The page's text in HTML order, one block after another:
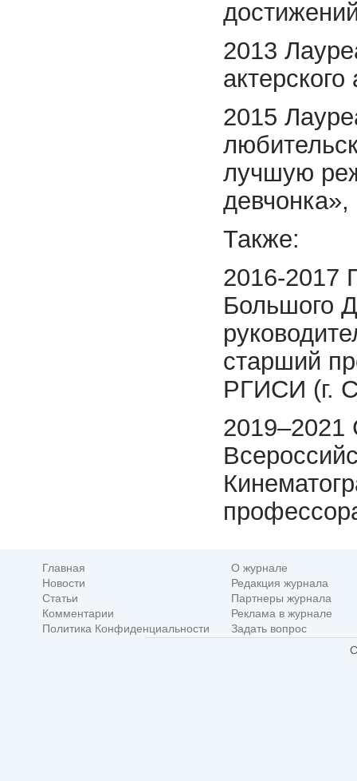
2013
2015
лучшую
девчонка»,
Также:
2016-2017
Большого
старший
РГИСИ (г.
2019–2021
Главная
О журнале
Новости
Редакция журнала
Статьи
Партнеры журнала
Комментарии
Реклама в журнале
Политика Конфиденциальности
Задать вопрос